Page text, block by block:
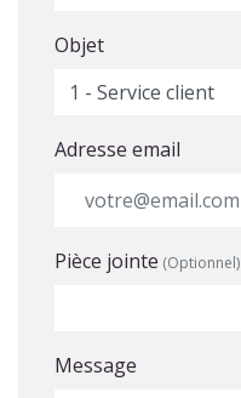
Objet
Adresse email
Pièce jointe (Optionnel)
Message